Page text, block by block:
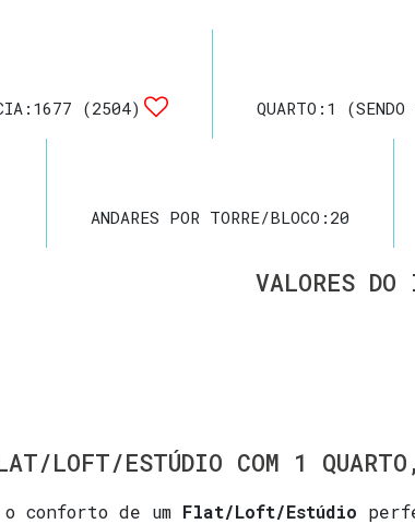
1677 (2504) QUARTO: 1
ANDARES POR TORRE/BLOCO: 20
VALORES DO
LOFT/ESTÚDIO COM 1
conforto de um Flat/Loft/Estúdio